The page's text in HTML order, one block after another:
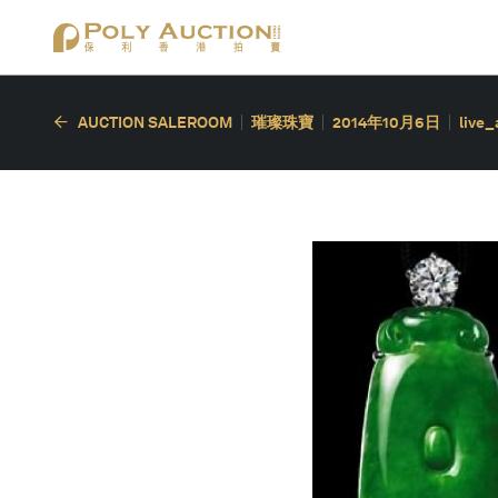
AUCTION SALEROOM 璀璨珠寶 2014年10月6日